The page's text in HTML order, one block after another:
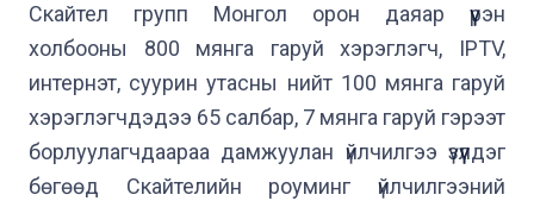
Скайтел групп Монгол орон даяар үүрэн
холбооны 800 мянга гаруй хэрэглэгч, IPTV,
интернэт, суурин утасны нийт 100 мянга гаруй
хэрэглэгчдэдээ 65 салбар, 7 мянга гаруй гэрээт
борлуулагчдаараа дамжуулан үйлчилгээ үзүүлдэг
бөгөөд Скайтелийн роуминг үйлчилгээний